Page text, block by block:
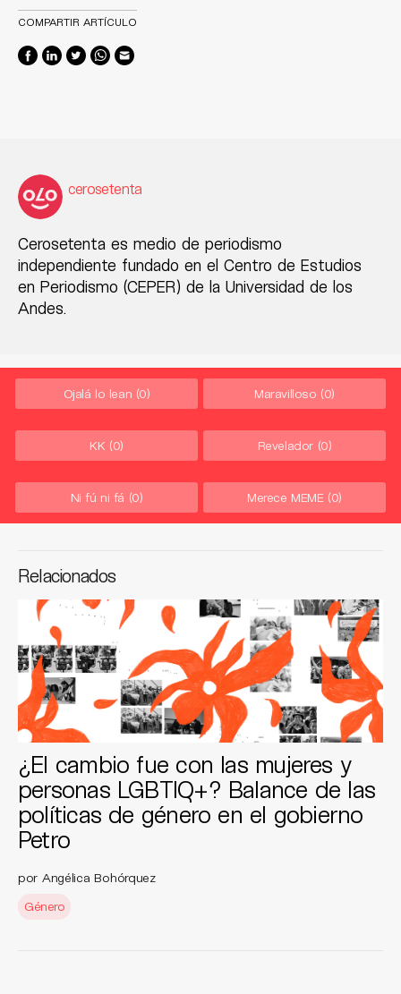
COMPARTIR ARTÍCULO
cerosetenta
Cerosetenta es medio de periodismo
independiente fundado en el Centro de Estudios
en Periodismo (CEPER) de la Universidad de los
Andes.
Ojalá lo lean (0) Maravilloso (0)
KK (0) Revelador (0)
Ni fú ni fá (0) Merece MEME (0)
Relacionados
¿El cambio fue con las mujeres y
personas LGBTIQ+? Balance de las
políticas de género en el gobierno
Petro
por Angélica Bohórquez
Género